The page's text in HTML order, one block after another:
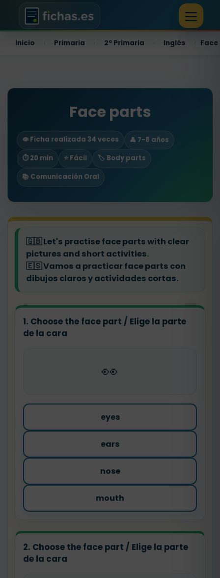
Inicio Primaria 2º Primaria Inglés
Face parts
👁️ Ficha realizada 34 veces
👤 7-8 años
⏱ 20 min
⭐ Fácil
🏷️ Body parts
📚 Comunicación Oral
🇬🇧Let's practise face parts with clear
pictures and short activities.
🇪🇸Vamos a practicar face parts con
dibujos claros y actividades cortas.
1. Choose the face part / Elige la parte
de la cara
👀
eyes
ears
nose
mouth
2. Choose the face part / Elige la parte
de la cara